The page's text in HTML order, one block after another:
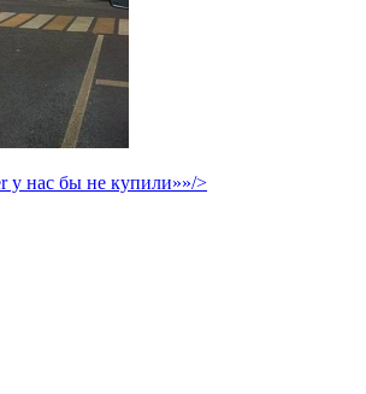
у нас бы не купили»»/>